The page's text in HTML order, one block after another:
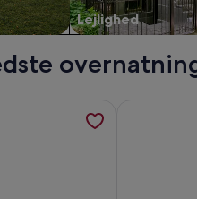
Lejlighed